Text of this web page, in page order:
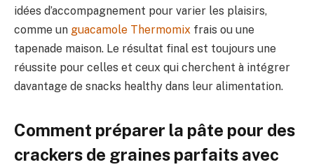
idées d’accompagnement pour varier les plaisirs,
comme un guacamole Thermomix frais ou une
tapenade maison. Le résultat final est toujours une
réussite pour celles et ceux qui cherchent à intégrer
davantage de snacks healthy dans leur alimentation.
Comment préparer la pâte pour des
crackers de graines parfaits avec